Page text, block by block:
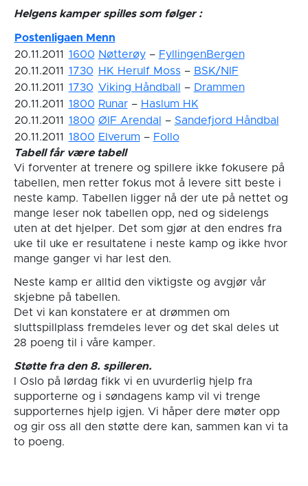
Helgens kamper spilles som følger :
Postenligaen Menn
20.11.2011 1600 Nøtterøy– FyllingenBergen
20.11.2011 1730 HK Herulf Moss– BSK/NIF
20.11.2011 1730 Viking Håndball – Drammen
20.11.2011 1800 Runar– Haslum HK
20.11.2011 1800 ØIF Arendal – Sandefjord Håndbal
20.11.2011 1800 Elverum – Follo
Tabell får være tabell
Vi forventer at trenere og spillere ikke fokusere på
tabellen, men retter fokus mot å levere sitt beste i
neste kamp. Tabellen ligger nå der ute på nettet og
mange leser nok tabellen opp, ned og sidelengs
uten at det hjelper. Det som gjør at den endres fra
uke til uke er resultatene i neste kamp og ikke hvor
mange ganger vi har lest den.
Neste kamp er alltid den viktigste og avgjør vår
skjebne på tabellen.
Det vi kan konstatere er at drømmen om
sluttspillplass fremdeles lever og det skal deles ut
28 poeng til i våre kamper.
Støtte fra den 8. spilleren.
I Oslo på lørdag fikk vi en uvurderlig hjelp fra
supporterne og i søndagens kamp vil vi trenge
supporternes hjelp igjen. Vi håper dere møter opp
og gir oss all den støtte dere kan, sammen kan vi ta
to poeng.